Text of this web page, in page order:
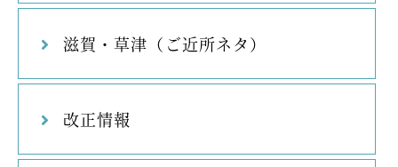
滋賀・草津（ご近所ネタ）
改正情報